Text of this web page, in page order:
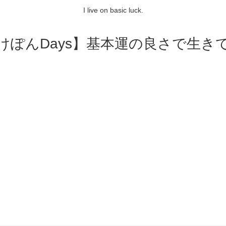
I live on basic luck.
ぽんDays】基本運の良さで生き